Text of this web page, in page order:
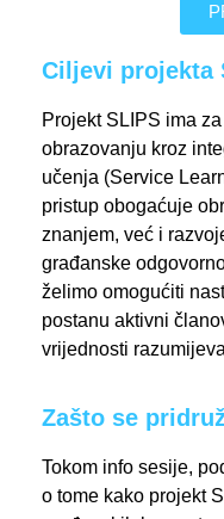
Ciljevi projekta
Projekt SLIPS ima
obrazovanju kroz
učenja (Service
pristup obogaćuje
znanjem, već i
građanske
želimo omogućiti
postanu aktivni
vrijednosti
Zašto se
Tokom info sesije,
o tome kako projekt